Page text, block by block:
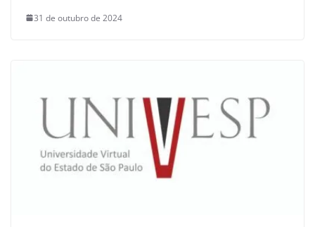
31 de outubro de 2024